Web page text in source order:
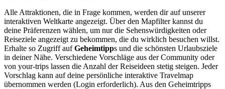
Alle Attraktionen, die in Frage kommen, werden dir auf unserer
interaktiven Weltkarte angezeigt. Über den Mapfilter kannst du
deine Präferenzen wählen, um nur die Sehenswürdigkeiten oder
Reiseziele angezeigt zu bekommen, die du wirklich besuchen willst.
Erhalte so Zugriff aufGeheimtipps und die schönsten Urlaubsziele
in deiner Nähe. Verschiedene Vorschläge aus der Community oder
von your-trips lassen die Anzahl der Reiseideen stetig steigen. Jeder
Vorschlag kann auf deine persönliche interaktive Travelmap
übernommen werden (Login erforderlich). Aus den Geheimtripps